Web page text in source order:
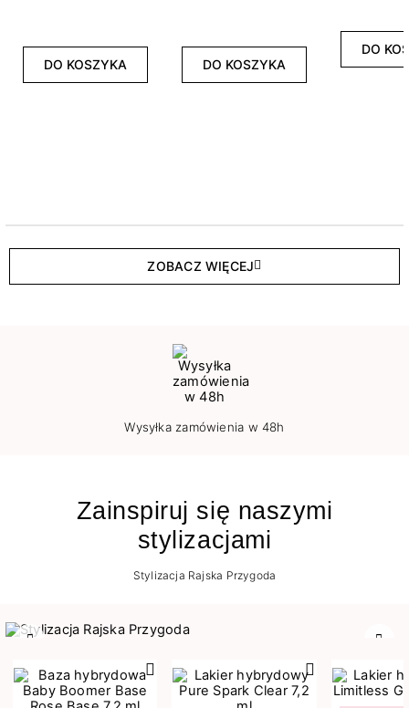
DO KOSZYKA DO KOSZYKA
DO
ZOBACZ WIĘCEJ
Wysyłka zamówienia w 48h
Zainspiruj się naszymi
stylizacjami
Stylizacja Rajska Przygoda